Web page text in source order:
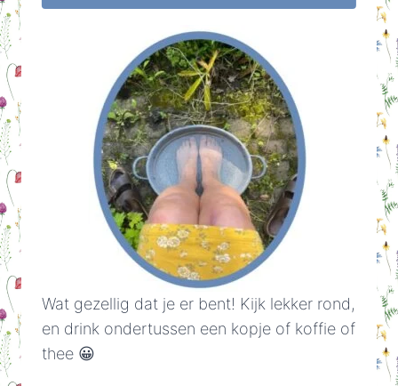
Wat gezellig dat je er bent! Kijk lekker rond,
en drink ondertussen een kopje of koffie of
thee 😀